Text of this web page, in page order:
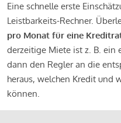
Eine schnelle erste
Leistbarkeits-Rechner.
pro Monat für eine
derzeitige Miete ist z. B. ein
dann den Regler an die
heraus, welchen Kredit und
können.